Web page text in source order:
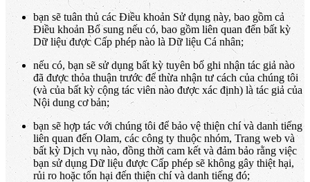
bạn sẽ tuân thủ các Điều khoản Sử dụng này, bao gồm cả
Điều khoản Bổ sung nếu có, bao gồm liên quan đến bất kỳ
Dữ liệu được Cấp phép nào là Dữ liệu Cá nhân;
nếu có, bạn sẽ sử dụng bất kỳ tuyên bố ghi nhận tác giả nào
đã được thỏa thuận trước để thừa nhận tư cách của chúng tôi
(và của bất kỳ cộng tác viên nào được xác định) là tác giả của
Nội dung cơ bản;
bạn sẽ hợp tác với chúng tôi để bảo vệ thiện chí và danh tiếng
liên quan đến Olam, các công ty thuộc nhóm, Trang web và
bất kỳ Dịch vụ nào, đồng thời cam kết và đảm bảo rằng việc
bạn sử dụng Dữ liệu được Cấp phép sẽ không gây thiệt hại,
rủi ro hoặc tổn hại đến thiện chí và danh tiếng đó;